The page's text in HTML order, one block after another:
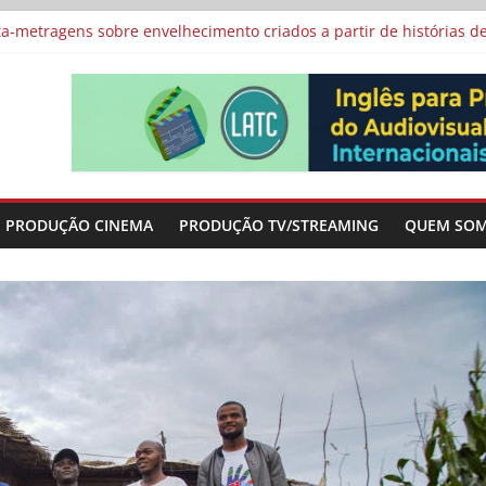
e divide prêmio principal entre “Manas” e “O Agente Secreto”
metragens sobre envelhecimento criados a partir de histórias
Curta Cinema
de escolas públicas
adaptação brasileira de série argentina para o
PRODUÇÃO CINEMA PRODUÇÃO TV/STREAMING QUEM